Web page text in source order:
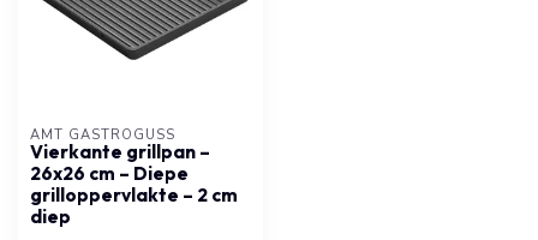
AMT GASTROGUSS
Vierkante grillpan –
26x26 cm – Diepe
grilloppervlakte – 2 cm
diep